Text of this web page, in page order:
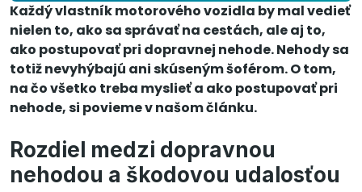
Každý vlastník motorového vozidla by mal vedieť
nielen to, ako sa správať na cestách, ale aj to,
ako postupovať pri dopravnej nehode. Nehody sa
totiž nevyhýbajú ani skúseným šoférom. O tom,
na čo všetko treba myslieť a ako postupovať pri
nehode, si povieme v našom článku.
Rozdiel medzi dopravnou
nehodou a škodovou udalosťou